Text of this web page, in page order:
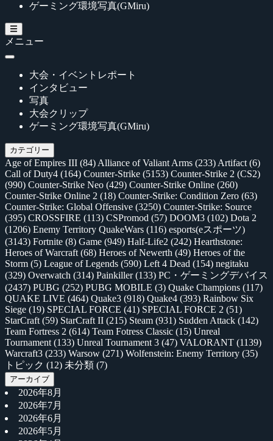
ゲーミング環境写真(GMiru)
メニュー
大会・イベントレポート
インタビュー
写真
大会クリップ
ゲーミング環境写真(GMiru)
カテゴリー
Age of Empires III (84) Alliance of Valiant Arms (233) Artifact (6)
Call of Duty4 (164) Counter-Strike (5153) Counter-Strike 2 (CS2)
(990) Counter-Strike Neo (429) Counter-Strike Online (260)
Counter-Strike Online 2 (18) Counter-Strike: Condition Zero (63)
Counter-Strike: Global Offensive (3250) Counter-Strike: Source
(395) CROSSFIRE (113) CSPromod (57) DOOM3 (102) Dota 2
(1206) Enemy Territory QuakeWars (116) esports(eスポーツ)
(3143) Fortnite (8) Game (949) Half-Life2 (242) Hearthstone:
Heroes of Warcraft (68) Heroes of Newerth (49) Heroes of the
Storm (5) League of Legends (590) Left 4 Dead (154) negitaku
(329) Overwatch (314) Painkiller(133) PC・ゲーミングデバイス
(2437) PUBG (252) PUBG MOBILE (3) Quake Champions (117)
QUAKE LIVE (464) Quake3 (918) Quake4 (393) Rainbow Six
Siege (19) SPECIAL FORCE (41) SPECIAL FORCE 2 (51)
StarCraft (59) StarCraft II (215) Steam (931) Sudden Attack (142)
Team Fortress 2 (614) Team Fotress Classic (15) Unreal
Tournament (133) Unreal Tournament 3 (47) VALORANT (1139)
Warcraft3 (233) Warsow (271) Wolfenstein: Enemy Territory (35)
トピック (12) 未分類 (7)
アーカイブ
2026年8月
2026年7月
2026年6月
2026年5月